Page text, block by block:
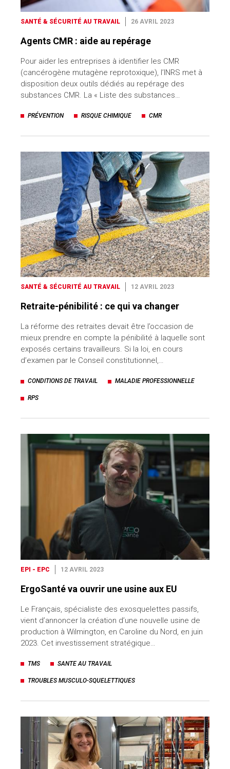
SANTÉ & SÉCURITÉ AU TRAVAIL 26 AVRIL 2023
Agents CMR : aide au repérage
Pour aider les entreprises à identifier les CMR
(cancérogène mutagène reprotoxique), l’INRS met à
disposition deux outils dédiés au repérage des
substances CMR. La « Liste des substances…
PRÉVENTION RISQUE CHIMIQUE CMR
SANTÉ & SÉCURITÉ AU TRAVAIL 12 AVRIL 2023
Retraite-pénibilité : ce qui va changer
La réforme des retraites devait être l’occasion de
mieux prendre en compte la pénibilité à laquelle sont
exposés certains travailleurs. Si la loi, en cours
d’examen par le Conseil constitutionnel,…
CONDITIONS DE TRAVAIL MALADIE PROFESSIONNELLE
RPS
EPI - EPC 12 AVRIL 2023
ErgoSanté va ouvrir une usine aux EU
Le Français, spécialiste des exosquelettes passifs,
vient d’annoncer la création d’une nouvelle usine de
production à Wilmington, en Caroline du Nord, en juin
2023. Cet investissement stratégique…
TMS SANTE AU TRAVAIL
TROUBLES MUSCULO-SQUELETTIQUES